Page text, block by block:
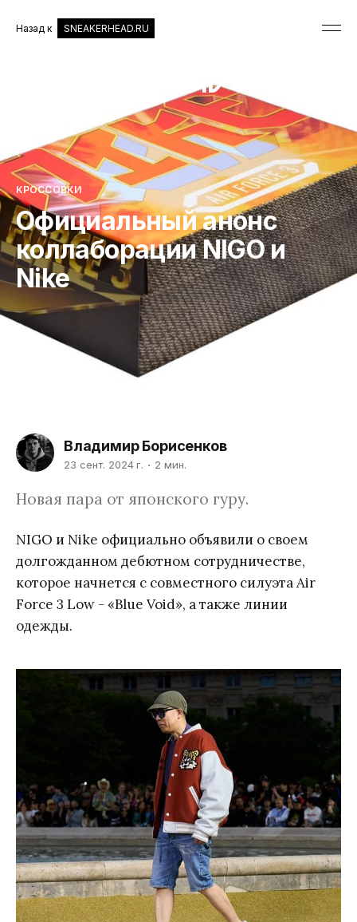
Назад к SNEAKERHEAD.RU
КРОССОВКИ
Официальный анонс
коллаборации NIGO и
Nike
Владимир Борисенков
23 сент. 2024 г. 2 мин.
Новая пара от японского гуру.
NIGO и Nike официально объявили о своем
долгожданном дебютном сотрудничестве,
которое начнется с совместного силуэта Air
Force 3 Low - «Blue Void», а также линии
одежды.